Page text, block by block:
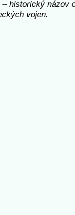
– historický názov
vojen.